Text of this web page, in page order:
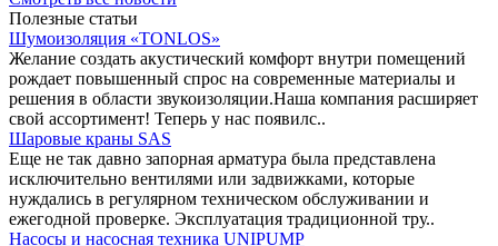
Полезные статьи
Шумоизоляция «TONLOS»
Желание создать акустический комфорт внутри помещений
рождает повышенный спрос на современные материалы и
решения в области звукоизоляции.Наша компания расширяет
свой ассортимент! Теперь у нас появилс..
Шаровые краны SAS
Еще не так давно запорная арматура была представлена
исключительно вентилями или задвижками, которые
нуждались в регулярном техническом обслуживании и
ежегодной проверке. Эксплуатация традиционной тру..
Насосы и насосная техника UNIPUMP